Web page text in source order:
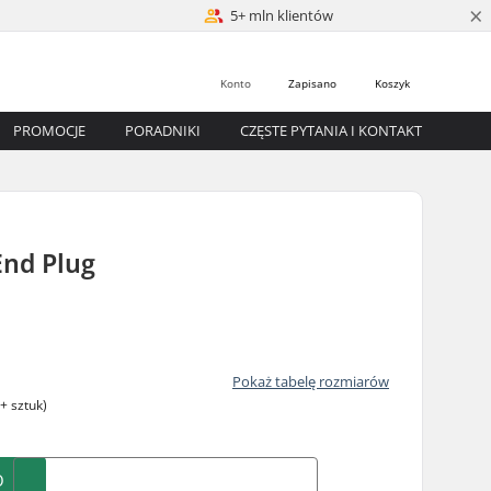
5+ mln klientów ×
Koszyk
Zapisano
Konto
PROMOCJE PORADNIKI CZĘSTE PYTANIA I KONTAKT
Plug
Pokaż tabelę rozmiarów
sztuk)